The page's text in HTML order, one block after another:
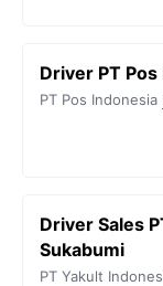
Driver PT
PT Pos Indonesia
Driver Sales
Sukabumi
PT Yakult